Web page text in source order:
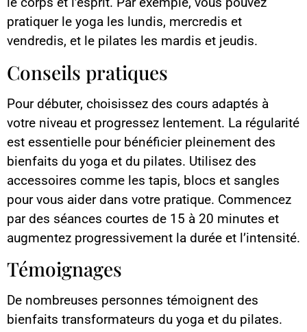
pratiquer le yoga les lundis, mercredis et
vendredis, et le pilates les mardis et jeudis.
Conseils pratiques
Pour débuter, choisissez des cours adaptés à
votre niveau et progressez lentement. La régularité
est essentielle pour bénéficier pleinement des
bienfaits du yoga et du pilates. Utilisez des
accessoires comme les tapis, blocs et sangles
pour vous aider dans votre pratique. Commencez
par des séances courtes de 15 à 20 minutes et
augmentez progressivement la durée et l’intensité.
Témoignages
De nombreuses personnes témoignent des
bienfaits transformateurs du yoga et du pilates.